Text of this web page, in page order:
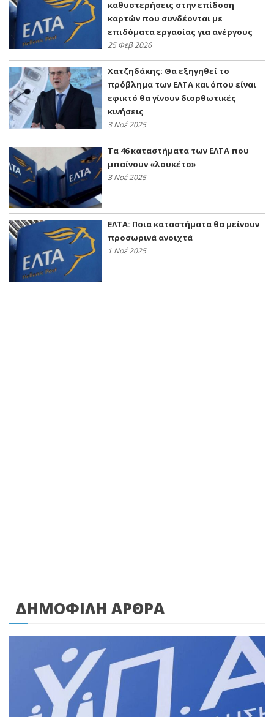
καθυστερήσεις στην επίδοση
καρτών που συνδέονται με
επιδόματα εργασίας για ανέργους
25 Φεβ 2026
Χατζηδάκης: Θα εξηγηθεί το
πρόβλημα των ΕΛΤΑ και όπου είναι
εφικτό θα γίνουν διορθωτικές
κινήσεις
3 Νοέ 2025
Τα 46 καταστήματα των ΕΛΤΑ που
μπαίνουν «λουκέτο»
3 Νοέ 2025
EΛΤΑ: Ποια καταστήματα θα μείνουν
προσωρινά ανοιχτά
1 Νοέ 2025
ΔΗΜΟΦΙΛΗ ΑΡΘΡΑ